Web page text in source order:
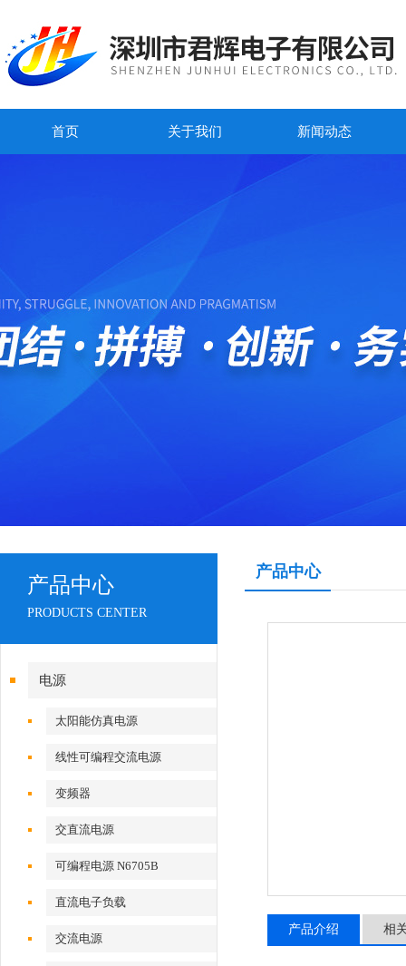
首页 关于我们 新闻动态
产品中心
PRODUCTS CENTER
电源
太阳能仿真电源
线性可编程交流电源
变频器
交直流电源
可编程电源 N6705B
直流电子负载
交流电源
产品中心
产品介绍 相